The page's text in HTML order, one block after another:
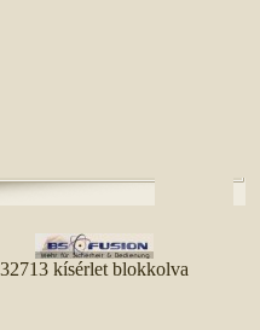
32713 kísérlet blokkolva